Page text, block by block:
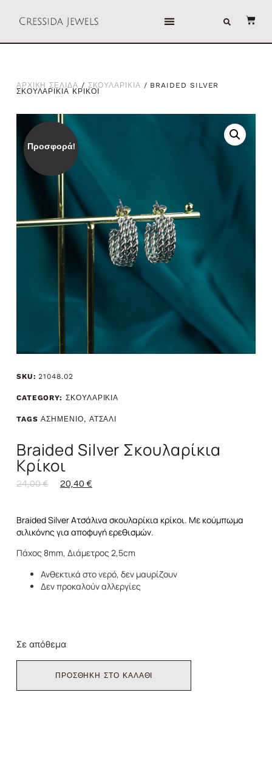
ΑΡΧΙΚΗ ΣΕΛΙΔΑ / ΣΚΟΥΛΑΡΙΚΙΑ / BRAIDED SILVER
ΣΚΟΥΛΑΡΙΚΙΑ ΚΡΙΚΟΙ
Προσφορά!
SKU:21048.02
CATEGORY: ΣΚΟΥΛΑΡΙΚΙΑ
TAGS ΑΣΗΜΕΝΙΟ, ΑΤΣΑΛΙ
Braided Silver Σκουλαρίκια
Κρίκοι
24,00€ 20,40 €
Braided Silver Ατσάλινα σκουλαρίκια κρίκοι. Με κούμπωμα
σιλικόνης για αποφυγή ερεθισμών.
Πάχος 8mm, Διάμετρος 2,5cm
Ανθεκτικά στο νερό, δεν μαυρίζουν
Δεν προκαλούν αλλεργίες
Σε απόθεμα
ΠΡΟΣΘΗΚΗ ΣΤΟ ΚΑΛΑΘΙ